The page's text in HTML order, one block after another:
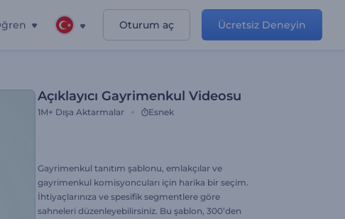
Oturum aç Ücretsiz Deneyin
Açıklayıcı Gayrimenkul Videosu
1M+ Dışa Aktarmalar Esnek
Gayrimenkul tanıtım şablonu, emlakçılar ve
gayrimenkul komisyoncuları için harika bir seçim.
İhtiyaçlarınıza ve spesifik segmentlere göre
sahneleri düzenleyebilirsiniz. Bu şablon, 300’den